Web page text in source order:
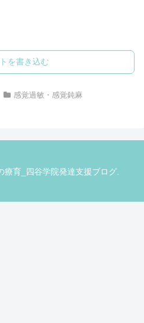
を書き込む
感覚過敏・感覚鈍麻
育_四谷学院発達支援ブログ.